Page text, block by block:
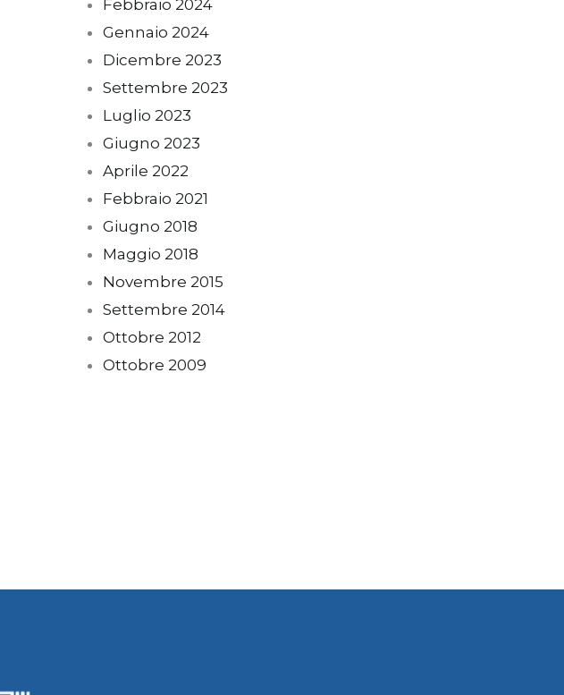
Febbraio 2024
Gennaio 2024
Dicembre 2023
Settembre 2023
Luglio 2023
Giugno 2023
Aprile 2022
Febbraio 2021
Giugno 2018
Maggio 2018
Novembre 2015
Settembre 2014
Ottobre 2012
Ottobre 2009